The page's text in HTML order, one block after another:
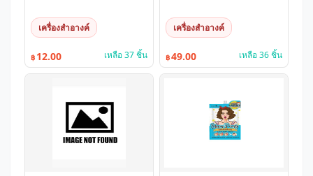
เครื่องสำอางค์
฿ 12.00 เหลือ 37 ชิ้น
เครื่องสำอางค์
฿49.00 เหลือ 36 ชิ้น